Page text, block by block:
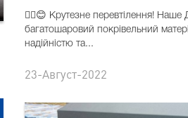
✌🏻😊 Крутезне перевтілення!
багатошаровий покрівельний
надійністю та...
23-Август-2022